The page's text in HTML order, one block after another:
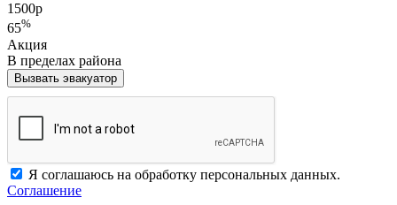
1500р
65%
Акция
В пределах района
Вызвать эвакуатор
Я соглашаюсь на обработку персональных данных.
Соглашение